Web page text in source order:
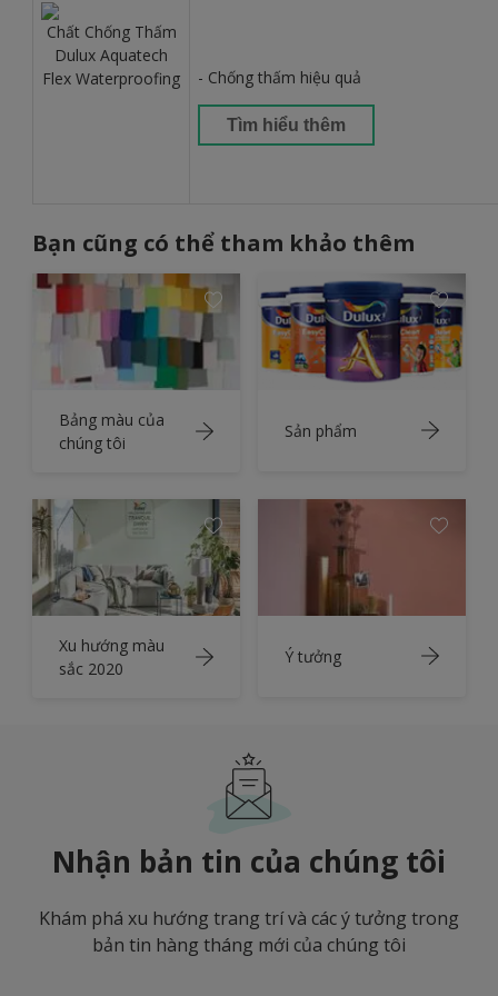
Chất Chống Thấm
Dulux Aquatech
Flex Waterproofing
- Chống thấm hiệu quả
Tìm hiểu thêm
Bạn cũng có thể tham khảo thêm
Bảng màu của
chúng tôi
Sản phẩm
Xu hướng màu
sắc 2020
Ý tưởng
Nhận bản tin của chúng tôi
Khám phá xu hướng trang trí và các ý tưởng trong
bản tin hàng tháng mới của chúng tôi